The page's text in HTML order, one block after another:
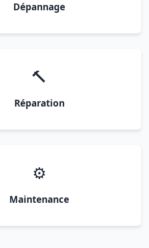
Dépannage
🔨
Réparation
⚙️
Maintenance